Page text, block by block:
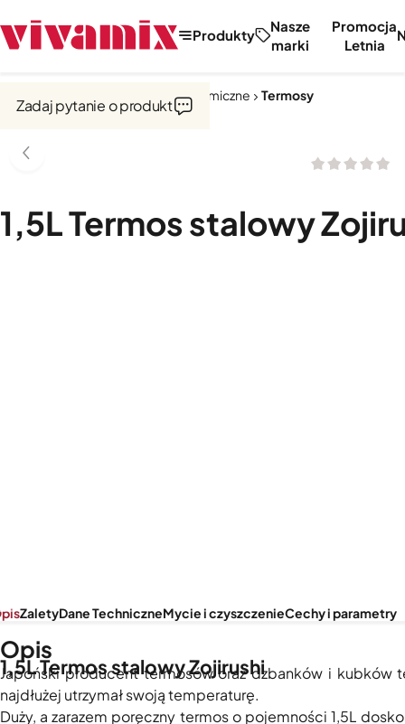
Produkty
Nasze
marki
Promocja
Letnia
Kubki i naczynia termiczne Termosy
1,5L Termos stalowy
Zadaj pytanie o produkt
1,5L Termos stalowy Zojirushi
ZaletyDane TechniczneMycie i czyszczenieCechy i parametry
Opis
Japoński producent termosów oraz dzbanków i
najdłużej utrzymał swoją temperaturę.
Duży, a zarazem poręczny termos o pojemności 1,5L